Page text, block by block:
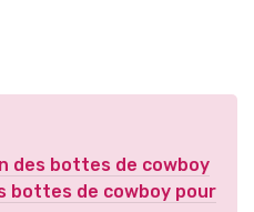
des bottes de cowboy
bottes de cowboy pour